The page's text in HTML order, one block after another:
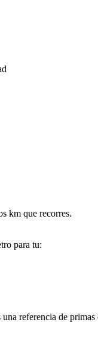
km que recorres.
para tu:
referencia de